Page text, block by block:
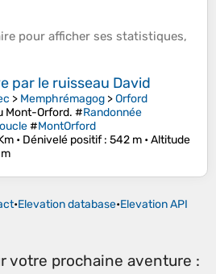
pour afficher ses statistiques,
par le ruisseau David
> Memphrémagog >Orford
Mont-Orford. #Randonnée
#MontOrford
• Dénivelé positif: 542 m •Altitude
•Elevation database•Elevation API
votre prochaine aventure :